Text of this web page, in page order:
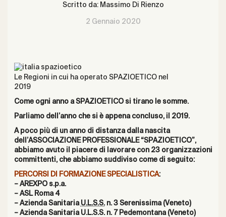
Scritto da: Massimo Di Rienzo
2 Gennaio 2020
Le Regioni in cui ha operato SPAZIOETICO nel
2019
Come ogni anno a SPAZIOETICO si tirano le somme.
Parliamo dell’anno che si è appena concluso, il 2019.
A poco più di un anno di distanza dalla nascita
dell’ASSOCIAZIONE PROFESSIONALE “SPAZIOETICO”,
abbiamo avuto il piacere di lavorare con 23 organizzazioni
committenti, che abbiamo suddiviso come di seguito:
PERCORSI DI FORMAZIONE SPECIALISTICA:
– AREXPO s.p.a.
– ASL Roma 4
– Azienda Sanitaria U.L.S.S.n. 3 Serenissima (Veneto)
– Azienda Sanitaria U.L.S.S. n. 7 Pedemontana (Veneto)